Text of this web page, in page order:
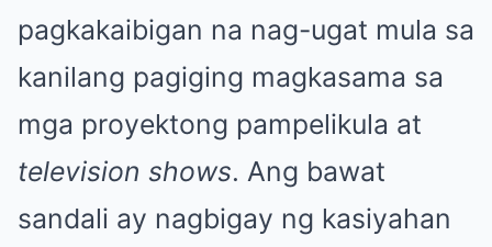
pagkakaibigan na nag-ugat mula sa
kanilang pagiging magkasama sa
mga proyektong pampelikula at
television shows. Ang bawat
sandali ay nagbigay ng kasiyahan